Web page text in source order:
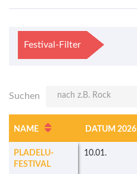
Festival-Filter
Suchen
NAME DATUM 2026
PLADELU-
FESTIVAL
10.01.